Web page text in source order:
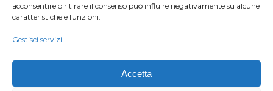
acconsentire o ritirare il consenso può influire negativamente su alcune
caratteristiche e funzioni.
Gestisci servizi
Accetta
PARCO NAZIONALE GRAN PARADISO
PROMENADO BIKE
SIMONE MORO
TOUR DE FRANCE